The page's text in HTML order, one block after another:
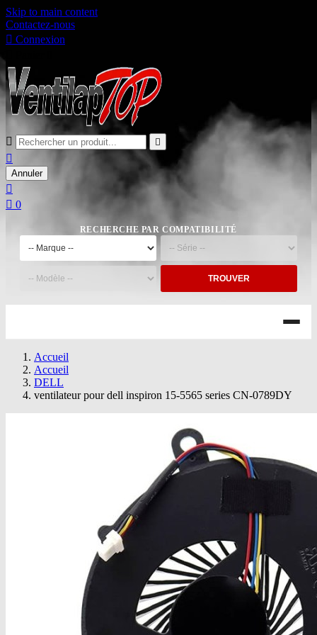
Skip to main content
Contactez-nous
 Connexion
 

Annuler

 0
RECHERCHE PAR COMPATIBILITÉ
TROUVER
Accueil
Accueil
DELL
ventilateur pour dell inspiron 15-5565 series CN-0789DY